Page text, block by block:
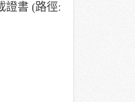
證書 (路徑: